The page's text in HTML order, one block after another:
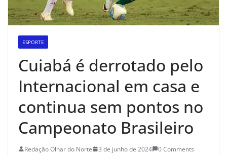
ESPORTE
Cuiabá é derrotado pelo
Internacional em casa e
continua sem pontos no
Campeonato Brasileiro
Redação Olhar do Norte 3 de junho de 2024 0 Comments